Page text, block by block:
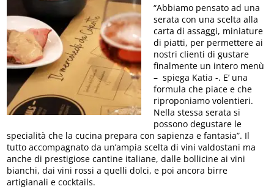
“Abbiamo pensato ad una
serata con una scelta alla
carta di assaggi, miniature
di piatti, per permettere ai
nostri clienti di gustare
finalmente un intero menù
– spiega Katia -. E’ una
formula che piace e che
riproponiamo volentieri.
Nella stessa serata si
possono degustare le
specialità che la cucina prepara con sapienza e fantasia”. Il
tutto accompagnato da un’ampia scelta di vini valdostani ma
anche di prestigiose cantine italiane, dalle bollicine ai vini
bianchi, dai vini rossi a quelli dolci, e poi ancora birre
artigianali e cocktails.